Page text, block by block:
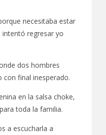
necesitaba estar
regresar yo
dos hombres
final inesperado.
en la salsa choke,
toda la familia.
a escucharla a